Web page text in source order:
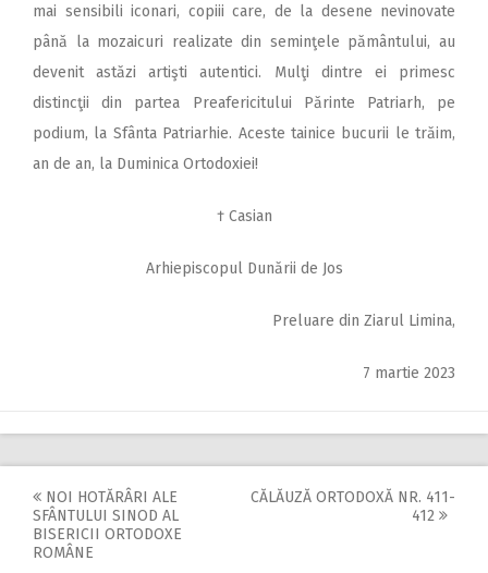
mai sensibili iconari, copiii care, de la de­sene nevinovate
până la mozaicuri realizate din seminţele pământului, au
devenit astăzi artişti autentici. Mulţi dintre ei primesc
distincţii din partea Preafericitului Părinte Patriarh, pe
podium, la Sfânta Patriarhie. Aceste tainice bucurii le trăim,
an de an, la Duminica Ortodoxiei!
† Casian
Arhiepiscopul Dunării de Jos
Preluare din Ziarul Limina,
7 martie 2023
Post
navigation
NOI HOTĂRÂRI ALE
SFÂNTULUI SINOD AL
BISERICII ORTODOXE
ROMÂNE
CĂLĂUZĂ ORTODOXĂ NR. 411-
412